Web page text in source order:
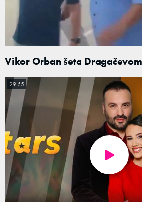
Vikor Orban šeta Dragačevom
29:55